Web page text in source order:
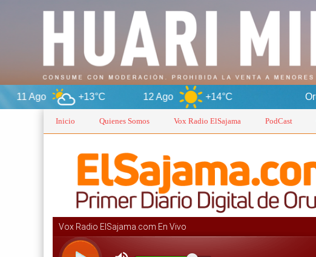
+13°C 12 Ago +14°C
Inicio Quienes Somos Vox Radio ElSajama PodCast